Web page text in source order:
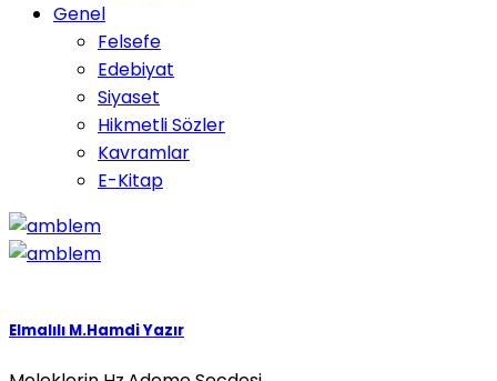
Genel
Felsefe
Edebiyat
Siyaset
Hikmetli Sözler
Kavramlar
E-Kitap
Elmalılı M.Hamdi Yazır